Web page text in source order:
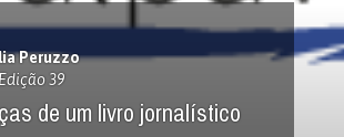
Peruzzo
39
de um livro jornalístico